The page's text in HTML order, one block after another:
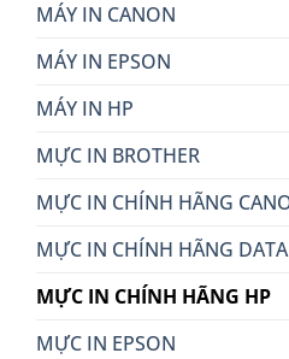
MÁY IN CANON
MÁY IN EPSON
MÁY IN HP
MỰC IN BROTHER
MỰC IN CHÍNH HÃNG
MỰC IN CHÍNH HÃNG
MỰC IN CHÍNH HÃNG HP
MỰC IN EPSON